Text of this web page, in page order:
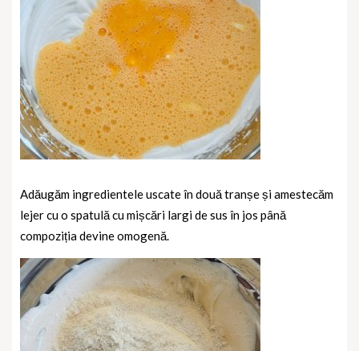
Adăugăm ingredientele uscate în două tranșe și amestecăm
lejer cu o spatulă cu mișcări largi de sus în jos până
compoziția devine omogenă.